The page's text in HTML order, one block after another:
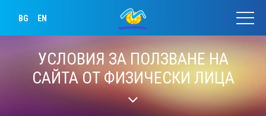
BG EN
УСЛОВИЯ ЗА ПОЛЗВАНЕ НА
САЙТА ОТ ФИЗИЧЕСКИ ЛИЦА